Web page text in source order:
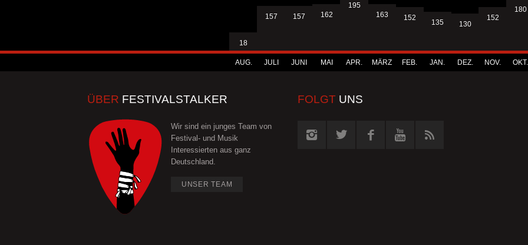
18
AUG.
157
JULI
157
JUNI
162
MAI
195
APR.
163
MÄRZ
152
FEB.
135
JAN.
130
DEZ.
152
NOV.
180
OKT.
ÜBER FESTIVALSTALKER
Wir sind ein junges Team von
Festival- und Musik
Interessierten aus ganz
Deutschland.
UNSER TEAM
FOLGT UNS